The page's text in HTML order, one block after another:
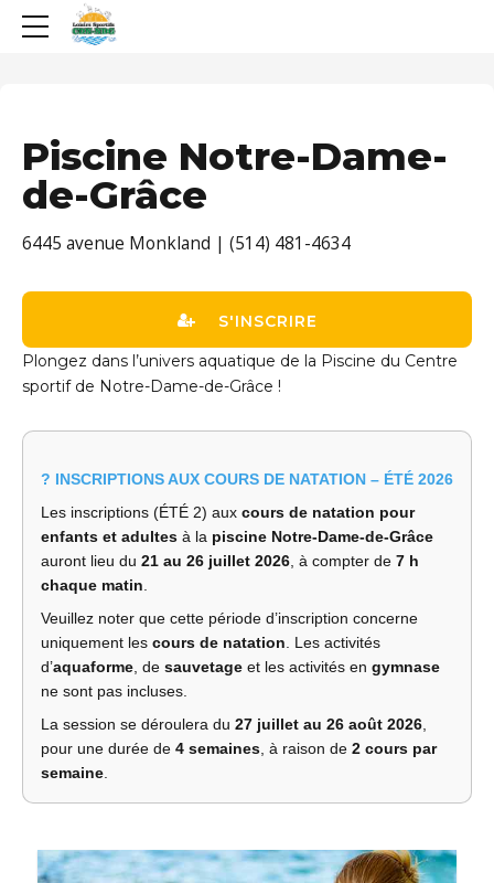
Piscine Notre-Dame-
de-Grâce
6445 avenue Monkland | (514) 481-4634
S'INSCRIRE
Plongez dans l’univers aquatique de la Piscine du Centre
sportif de Notre-Dame-de-Grâce !
? INSCRIPTIONS AUX COURS DE NATATION – ÉTÉ 2026
Les inscriptions (ÉTÉ 2) aux cours de natation pour
enfants et adultes à la piscine Notre-Dame-de-Grâce
auront lieu du 21 au 26 juillet 2026, à compter de 7 h
chaque matin.
Veuillez noter que cette période d’inscription concerne
uniquement les cours de natation. Les activités
d’aquaforme, de sauvetage et les activités en gymnase
ne sont pas incluses.
La session se déroulera du 27 juillet au 26 août 2026,
pour une durée de 4 semaines, à raison de 2 cours par
semaine.